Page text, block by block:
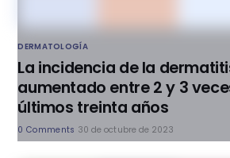
DERMATOLOGÍA
La incidencia de la
aumentado entre 2 y 3
últimos treinta años
0 Comments 30 de octubre de 2023